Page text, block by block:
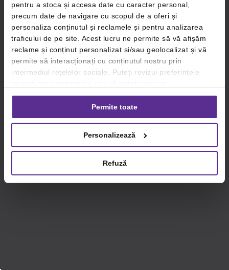
pentru a stoca și accesa date cu caracter personal,
precum date de navigare cu scopul de a oferi și
personaliza conținutul și reclamele și pentru analizarea
traficului de pe site. Acest lucru ne permite să vă afișăm
reclame și conținut personalizat și/sau geolocalizat și vă
permite să interacționați cu conținutul nostru prin
intermediul rețelelor sociale. Puteți revizui preferințele
consimțământul oricând, făcând click pe linkul către
setările dvs. de cookie-uri.
privind utilizarea modulelor cookie.Detalii
Permite toate
Personalizează
Refuză